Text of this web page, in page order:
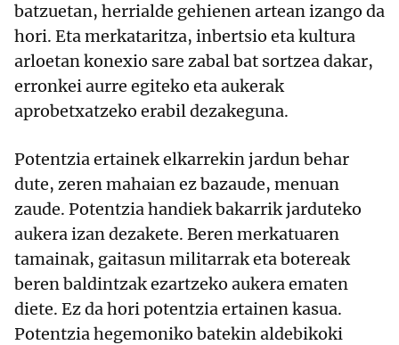
batzuetan, herrialde gehienen artean izango da
hori. Eta merkataritza, inbertsio eta kultura
arloetan konexio sare zabal bat sortzea dakar,
erronkei aurre egiteko eta aukerak
aprobetxatzeko erabil dezakeguna.
Potentzia ertainek elkarrekin jardun behar
dute, zeren mahaian ez bazaude, menuan
zaude. Potentzia handiek bakarrik jarduteko
aukera izan dezakete. Beren merkatuaren
tamainak, gaitasun militarrak eta botereak
beren baldintzak ezartzeko aukera ematen
diete. Ez da hori potentzia ertainen kasua.
Potentzia hegemoniko batekin aldebikoki